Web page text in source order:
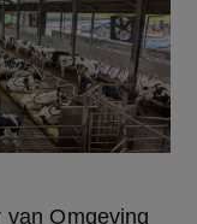
Omgeving